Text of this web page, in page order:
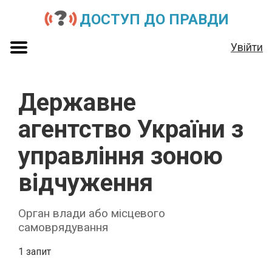
ДОСТУП ДО ПРАВДИ
Увійти
Державне
агентство України з
управління зоною
відчуження
Орган влади або місцевого
самоврядування
1 запит